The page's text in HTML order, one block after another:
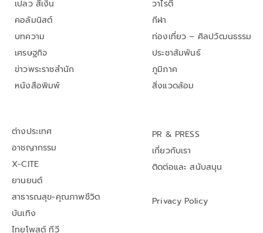
เปลว สีเงิน
คอลัมนิสต์
บทความ
เศรษฐกิจ
ข่าวพระราชสำนัก
หนังสือพิมพ์
วาไรตี้
กีฬา
ท่องเที่ยว – ศิลปวัฒนธรรม
ประชาสัมพันธ์
ภูมิภาค
สิ่งแวดล้อม
ต่างประเทศ
อาชญากรรม
X-CITE
ยานยนต์
สาธารณสุข-คุณภาพชีวิต
บันเทิง
ไทยโพสต์ ทีวี
PR & PRESS
เกี่ยวกับเรา
ติดต่อและ สนับสนุน
Privacy Policy